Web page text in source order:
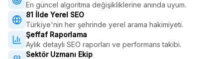
En güncel algoritma değişikliklerine anında uyum.
81 İlde Yerel SEO
Türkiye'nin her şehrinde yerel arama hakimiyeti.
Şeffaf Raporlama
Aylık detaylı SEO raporları ve performans takibi.
Sektör Uzmanı Ekip